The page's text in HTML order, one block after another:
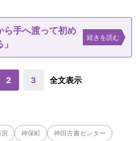
ら手へ渡って初め
続きを読む
2 3 全文表示
房 神保町 神田古書センター